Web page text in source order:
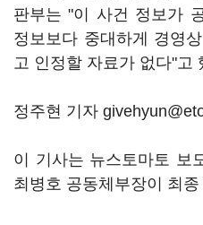
판부는 "이 사건 정보가
정보보다 중대하게 경영
고 인정할 자료가 없다"고
정주현 기자
이 기사는 뉴스토마토 보
최병호 공동체부장이 최